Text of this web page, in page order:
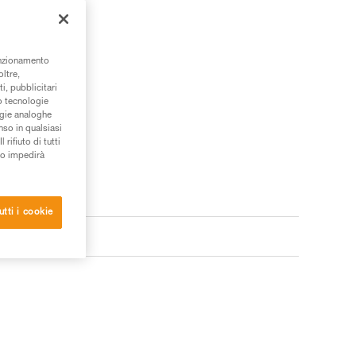
pubblicitari
tecnologie
analoghe
in qualsiasi
rifiuto di tutti
impedirà
i cookie